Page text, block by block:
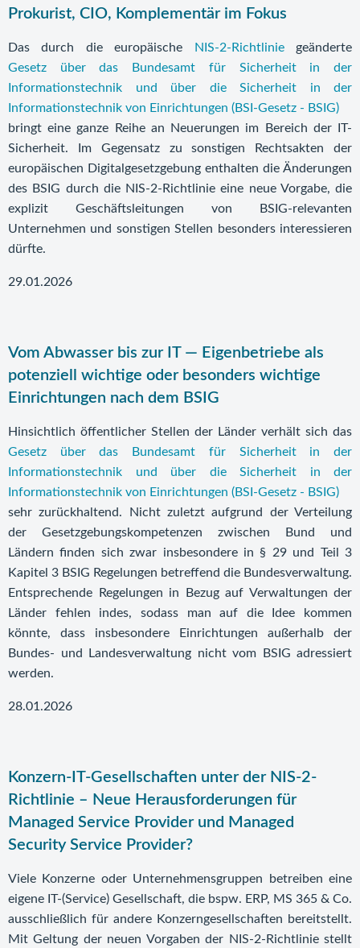
Prokurist, CIO, Komplementär im Fokus
Das durch die europäische NIS-2-Richtliniegeänderte
Gesetz über das Bundesamt für Sicherheit in der
Informationstechnik und über die Sicherheit in der
Informationstechnik von Einrichtungen (BSI-Gesetz - BSIG)
bringt eine ganze Reihe an Neuerungen im Bereich der IT-
Sicherheit. Im Gegensatz zu sonstigen Rechtsakten der
europäischen Digitalgesetzgebung enthalten die Änderungen
des BSIG durch die NIS-2-Richtlinie eine neue Vorgabe, die
explizit Geschäftsleitungen von BSIG-relevanten
Unternehmen und sonstigen Stellen besonders interessieren
dürfte.
29.01.2026
Vom Abwasser bis zur IT — Eigenbetriebe als
potenziell wichtige oder besonders wichtige
Einrichtungen nach dem BSIG
Hinsichtlich öffentlicher Stellen der Länder verhält sich das
Gesetz über das Bundesamt für Sicherheit in der
Informationstechnik und über die Sicherheit in der
Informationstechnik von Einrichtungen (BSI-Gesetz - BSIG)
sehr zurückhaltend. Nicht zuletzt aufgrund der Verteilung
der Gesetzgebungskompetenzen zwischen Bund und
Ländern finden sich zwar insbesondere in § 29 und Teil 3
Kapitel 3 BSIG Regelungen betreffend die Bundesverwaltung.
Entsprechende Regelungen in Bezug auf Verwaltungen der
Länder fehlen indes, sodass man auf die Idee kommen
könnte, dass insbesondere Einrichtungen außerhalb der
Bundes- und Landesverwaltung nicht vom BSIG adressiert
werden.
28.01.2026
Konzern-IT-Gesellschaften unter der NIS-2-
Richtlinie – Neue Herausforderungen für
Managed Service Provider und Managed
Security Service Provider?
Viele Konzerne oder Unternehmensgruppen betreiben eine
eigene IT-(Service) Gesellschaft, die bspw. ERP, MS 365 & Co.
ausschließlich für andere Konzerngesellschaften bereitstellt.
Mit Geltung der neuen Vorgaben der NIS-2-Richtlinie stellt